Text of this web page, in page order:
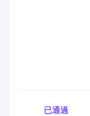
已通過